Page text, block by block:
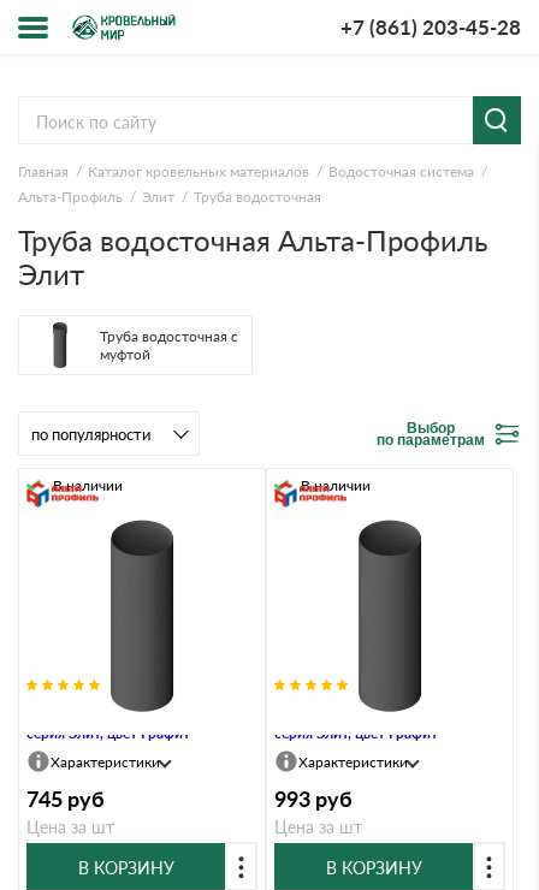
+7 (861) 203-45-28
компании
и оплата
ответы
Главная Каталог кровельных материалов
Водосточная система
Альта-Профиль
Элит Труба водосточная
Труба водосточная Альта-Профиль
Элит
Труба водосточная с
муфтой
Выбор
по параметрам
Труба водосточная 3м, ПВХ,
серия Элит, цвет Графит
В наличии
Характеристики
745 руб
Цена за шт
В КОРЗИНУ
Труба водосточная 4м, ПВХ,
серия Элит, цвет Графит
В наличии
Характеристики
993 руб
Цена за шт
В КОРЗИНУ